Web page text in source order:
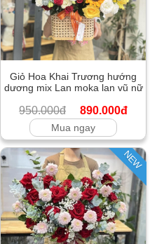
Giỏ Hoa Khai Trương hướng
dương mix Lan moka lan vũ nữ
950.000đ 890.000đ
Mua ngay
NEW